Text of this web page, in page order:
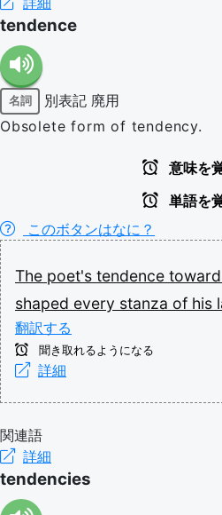
tendence
名詞 別表記 廃用
Obsolete form of tendency.
意味を
単語を
このボタンはなに？
The poet's tendence toward
shaped every stanza of his
翻訳する
聞き取れるようになる
詳細
関連語
詳細
tendencies